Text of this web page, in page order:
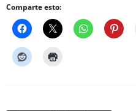
Comparte esto: